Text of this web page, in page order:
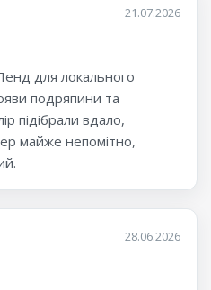
21.07.2026
для локального
подряпини та
підібрали вдало,
майже непомітно,
28.06.2026